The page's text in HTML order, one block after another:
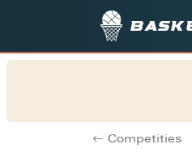
Competities